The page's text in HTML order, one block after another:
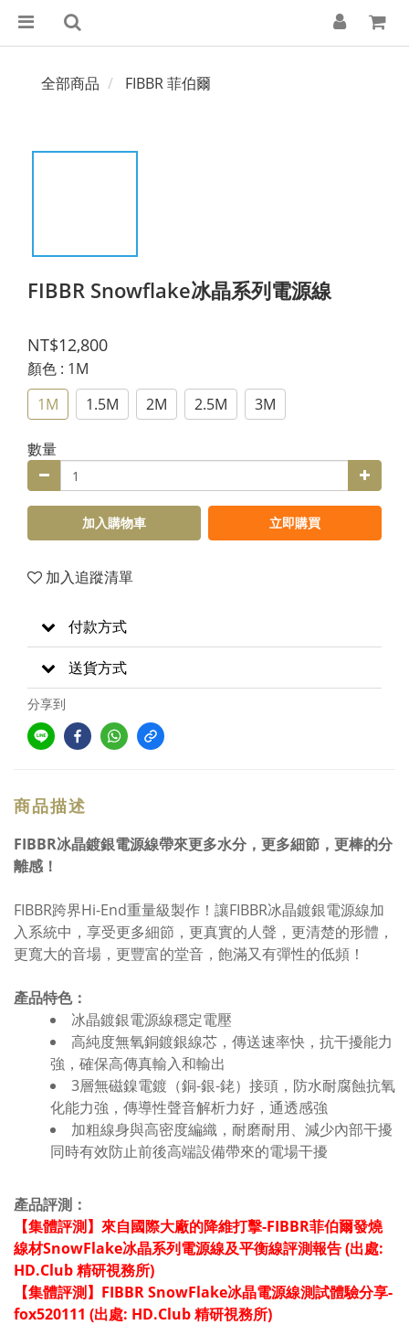
全部商品 FIBBR 菲伯爾
FIBBR Snowflake冰晶系列電源線
NT$12,800
顏色 : 1M
1M
1.5M 2M 2.5M 3M
數量
加入購物車 立即購買
加入追蹤清單
付款方式
送貨方式
分享到
商品描述
FIBBR冰晶鍍銀電源線帶來更多水分，更多細節，更棒的分
離感！
FIBBR跨界Hi-End重量級製作！讓FIBBR冰晶鍍銀電源線加
入系統中，享受更多細節，更真實的人聲，更清楚的形體，
更寬大的音場，更豐富的堂音，飽滿又有彈性的低頻！
產品特色：
冰晶鍍銀電源線穩定電壓
高純度無氧銅鍍銀線芯，傳送速率快，抗干擾能力
強，確保高傳真輸入和輸出
3層無磁鎳電鍍（銅-銀-銠）接頭，防水耐腐蝕抗氧
化能力強，傳導性聲音解析力好，通透感強
加粗線身與高密度編織，耐磨耐用、減少內部干擾
同時有效防止前後高端設備帶來的電場干擾
產品評測：
【集體評測】來自國際大廠的降維打擊-FIBBR菲伯爾發燒
線材SnowFlake冰晶系列電源線及平衡線評測報告 (出處:
HD.Club 精研視務所)
【集體評測】FIBBR SnowFlake冰晶電源線測試體驗分享-
fox520111 (出處: HD.Club 精研視務所)